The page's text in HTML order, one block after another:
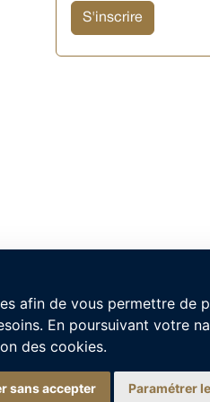
afin de vous permettre de
En poursuivant votre
des cookies.
sans accepter Paramétrer
virtuel Aranui
à découvrir nos croisières